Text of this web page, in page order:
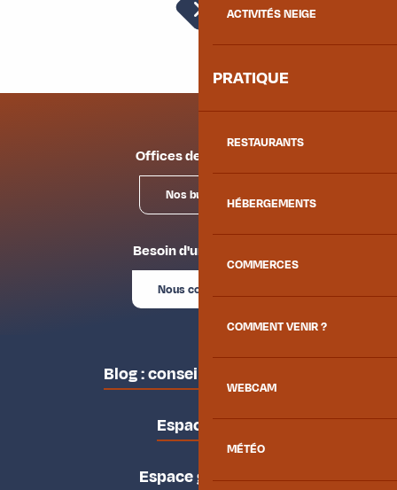
ACTIVITÉS NEIGE
PRATIQUE
RESTAURANTS
HÉBERGEMENTS
COMMERCES
COMMENT VENIR ?
WEBCAM
MÉTÉO
Offices de tourisme
Nos bureaux
Besoin d'un conseil ?
Nous contacter
Blog : conseils des locaux
Espace pro
Espace groupes